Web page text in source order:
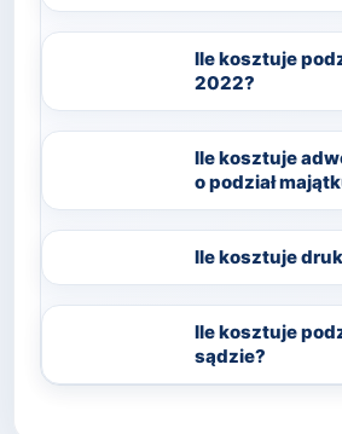
Ile kosztuje
2022?
Ile kosztuje
o podział
Ile kosztuje
Ile kosztuje
sądzie?